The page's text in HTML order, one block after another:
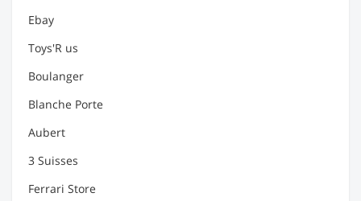
Ebay
Toys'R us
Boulanger
Blanche Porte
Aubert
3 Suisses
Ferrari Store